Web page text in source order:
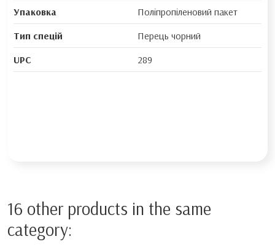
Упаковка
Поліпропіленовий пакет
Тип спецій
Перець чорний
UPC
289
16 other products in the same
category: